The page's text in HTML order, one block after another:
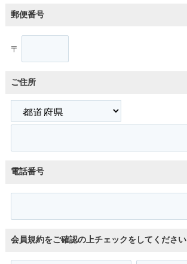
郵便番号
〒
ご住所
電話番号
会員規約をご確認の上チェックをしてください